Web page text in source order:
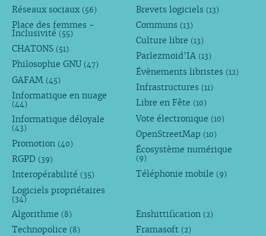
Réseaux sociaux (56)
Place des femmes -
Inclusivité (55)
CHATONS (51)
Philosophie GNU (47)
GAFAM (45)
Informatique en nuage
(44)
Informatique déloyale
(43)
Promotion (40)
RGPD (39)
Interopérabilité (35)
Logiciels propriétaires
(34)
Brevets logiciels (13)
Communs (13)
Culture libre (13)
Parlezmoid’IA (13)
Évènements libristes (12)
Infrastructures (11)
Libre en Fête (10)
Vote électronique (10)
OpenStreetMap (10)
Écosystème numérique
(9)
Téléphonie mobile (9)
Algorithme (8)
Technopolice (8)
Enshittification (2)
Framasoft (2)